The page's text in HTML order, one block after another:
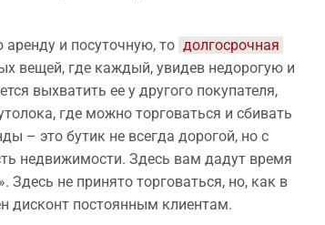
и посуточную, то долгосрочная
вещей, где каждый, увидев недорогую и
выхватить ее у другого покупателя,
где можно торговаться и сбивать
– это бутик не всегда дорогой, но с
недвижимости. Здесь вам дадут время
Здесь не принято торговаться, но, как в
дисконт постоянным клиентам.